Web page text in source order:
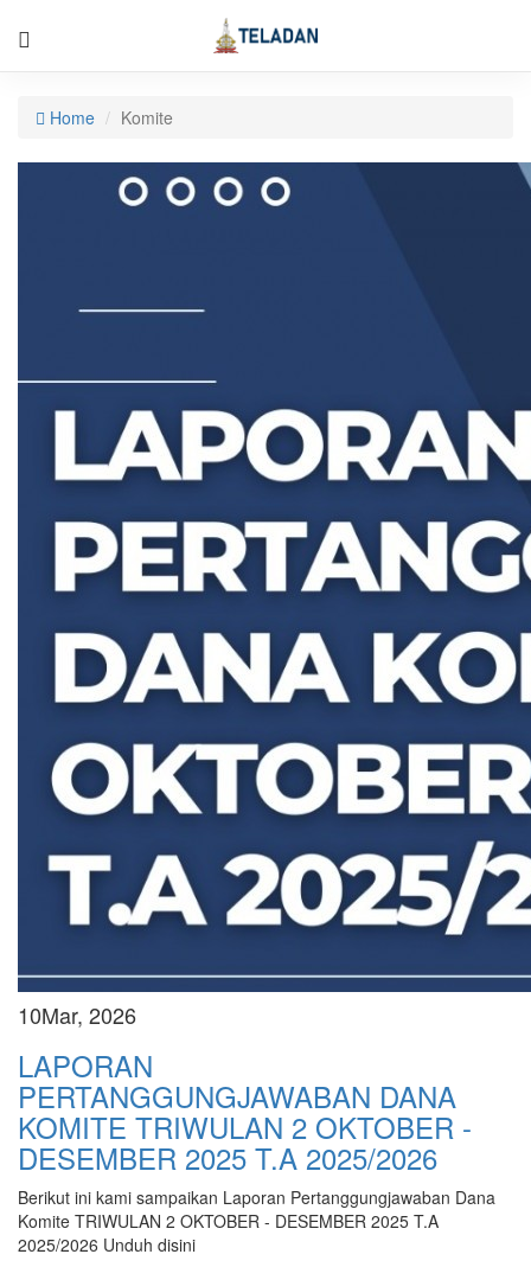
Home Komite
10Mar, 2026
LAPORAN
PERTANGGUNGJAWABAN DANA
KOMITE TRIWULAN 2 OKTOBER -
DESEMBER 2025 T.A 2025/2026
Berikut ini kami sampaikan Laporan Pertanggungjawaban Dana
Komite TRIWULAN 2 OKTOBER - DESEMBER 2025 T.A
2025/2026 Unduh disini